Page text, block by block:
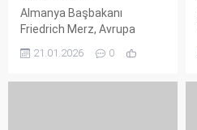
Almanya Başbakanı
Friedrich Merz, Avrupa
Mercosur anlaşmasını
21.01.2026 0